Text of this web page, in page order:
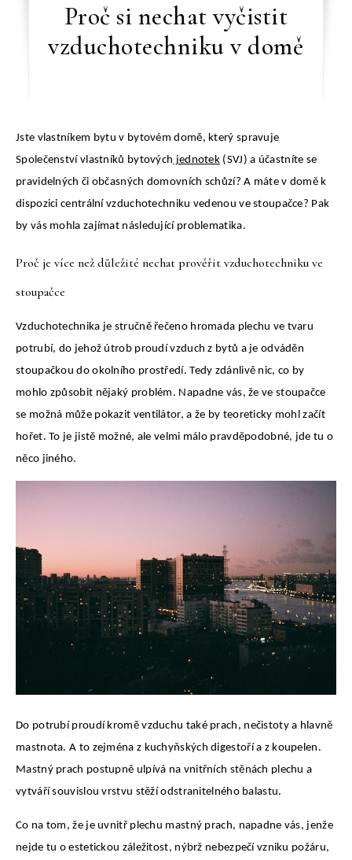
Proč si nechat vyčistit
vzduchotechniku v domě
Jste vlastníkem bytu v bytovém domě, který spravuje
Společenství vlastníků bytových jednotek (SVJ) a účastníte se
pravidelných či občasných domovních schůzí? A máte v domě k
dispozici centrální vzduchotechniku vedenou ve stoupačce? Pak
by vás mohla zajímat následující problematika.
Proč je více než důležité nechat prověřit vzduchotechniku ve
stoupačce
Vzduchotechnika je stručně řečeno hromada plechu ve tvaru
potrubí, do jehož útrob proudí vzduch z bytů a je odváděn
stoupačkou do okolního prostředí. Tedy zdánlivě nic, co by
mohlo způsobit nějaký problém. Napadne vás, že ve stoupačce
se možná může pokazit ventilátor, a že by teoreticky mohl začít
hořet. To je jistě možné, ale velmi málo pravděpodobné, jde tu o
něco jiného.
Do potrubí proudí kromě vzduchu také prach, nečistoty a hlavně
mastnota. A to zejména z kuchyňských digestoří a z koupelen.
Mastný prach postupně ulpívá na vnitřních stěnách plechu a
vytváří souvislou vrstvu stěží odstranitelného balastu.
Co na tom, že je uvnitř plechu mastný prach, napadne vás, jenže
nejde tu o estetickou záležitost, nýbrž nebezpečí vzniku požáru,